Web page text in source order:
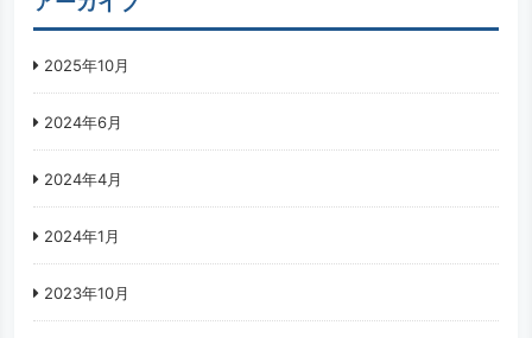
2025年10月
2024年6月
2024年4月
2024年1月
2023年10月